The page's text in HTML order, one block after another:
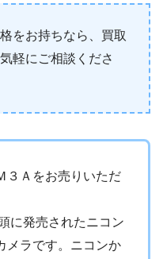
をお持ちなら、買取
軽にご相談くださ
３Ａをお売りいただ
に発売されたニコン
メラです。ニコンか